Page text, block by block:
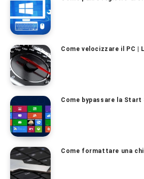
Come velocizzare il PC |
Come bypassare la Start
Come formattare una